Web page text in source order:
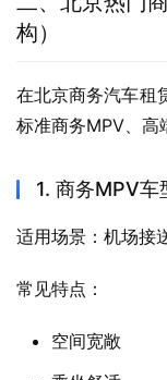
构）
在北京商务汽车租
标准商务MPV、高
1. 商务MPV车
适用场景：机场接
常见特点：
空间宽敞